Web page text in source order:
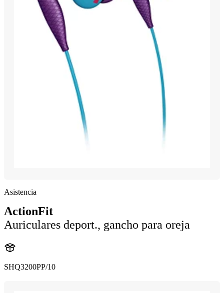
Asistencia
ActionFit
Auriculares deport., gancho para oreja
SHQ3200PP/10